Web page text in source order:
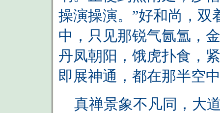
操演操演。”好和尚，双
中，只见那锐气氤氲，
丹凤朝阳，饿虎扑食，
即展神通，都在那半空
真禅景象不凡同，大